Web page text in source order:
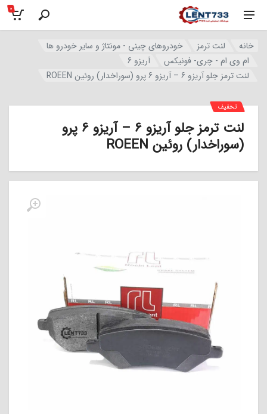
0
خانه لنت ترمز
خودروهای چینی - مونتاژ و سایر خودرو ها
ام وی ام - چری- فونیکس
آریزو 6
لنت ترمز جلو آریزو 6 – آریزو 6 پرو (سوراخدار) روئین ROEEN
لنت ترمز جلو آریزو 6 – آریزو 6 پرو
(سوراخدار) روئین ROEEN
تخفیف